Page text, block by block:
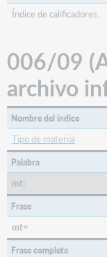
Índice de calificadores.
006/09
archivo
Nombre del índice
Tipo de material
Palabra
mt:
Frase
mt=
Frase completa